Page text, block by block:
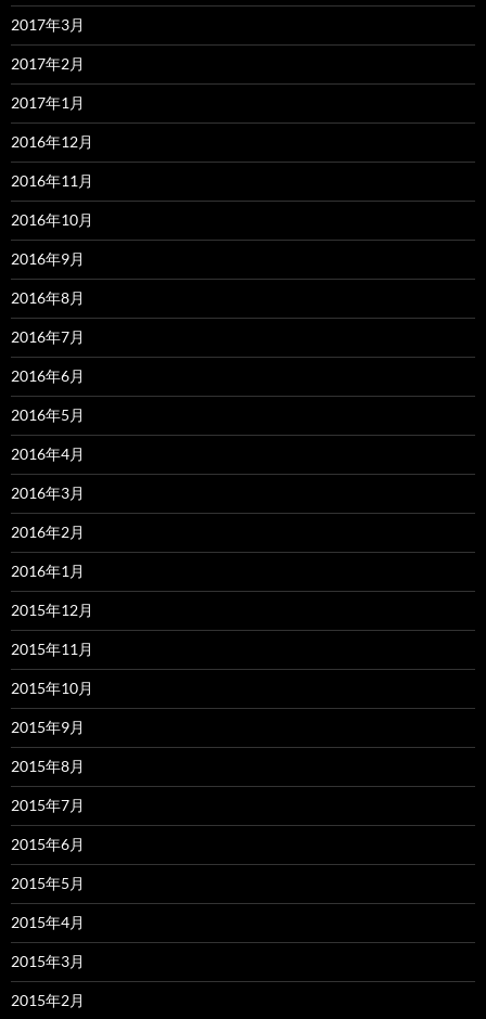
2017年3月
2017年2月
2017年1月
2016年12月
2016年11月
2016年10月
2016年9月
2016年8月
2016年7月
2016年6月
2016年5月
2016年4月
2016年3月
2016年2月
2016年1月
2015年12月
2015年11月
2015年10月
2015年9月
2015年8月
2015年7月
2015年6月
2015年5月
2015年4月
2015年3月
2015年2月